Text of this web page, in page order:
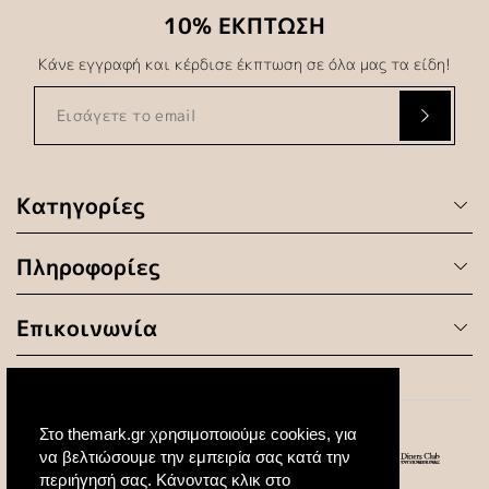
Στο themark.gr χρησιμοποιούμε cookies, για
να βελτιώσουμε την εμπειρία σας κατά την
περιήγησή σας. Κάνοντας κλικ στο
Κατηγορίες
Πληροφορίες
Επικοινωνία
10% ΕΚΠΤΩΣΗ
Κάνε εγγραφή και κέρδισε έκπτωση σε όλα μας τα είδη!